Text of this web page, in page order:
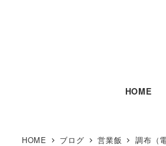
HOME
HOME ブログ 営業飯 調布（